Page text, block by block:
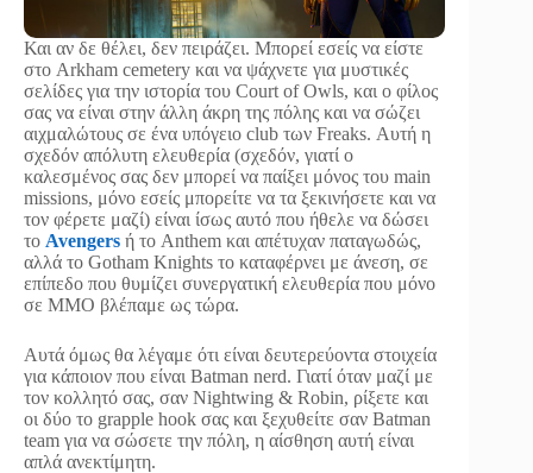
Και αν δε θέλει, δεν πειράζει. Μπορεί εσείς να είστε
στο Arkham cemetery και να ψάχνετε για μυστικές
σελίδες για την ιστορία του Court of Owls, και ο φίλος
σας να είναι στην άλλη άκρη της πόλης και να σώζει
αιχμαλώτους σε ένα υπόγειο club των Freaks. Αυτή η
σχεδόν απόλυτη ελευθερία (σχεδόν, γιατί ο
καλεσμένος σας δεν μπορεί να παίξει μόνος του main
missions, μόνο εσείς μπορείτε να τα ξεκινήσετε και να
τον φέρετε μαζί) είναι ίσως αυτό που ήθελε να δώσει
το Avengers ή το Anthem και απέτυχαν παταγωδώς,
αλλά το Gotham Knights το καταφέρνει με άνεση, σε
επίπεδο που θυμίζει συνεργατική ελευθερία που μόνο
σε MMO βλέπαμε ως τώρα.
Αυτά όμως θα λέγαμε ότι είναι δευτερεύοντα στοιχεία
για κάποιον που είναι Batman nerd. Γιατί όταν μαζί με
τον κολλητό σας, σαν Nightwing & Robin, ρίξετε και
οι δύο το grapple hook σας και ξεχυθείτε σαν Batman
team για να σώσετε την πόλη, η αίσθηση αυτή είναι
απλά ανεκτίμητη.